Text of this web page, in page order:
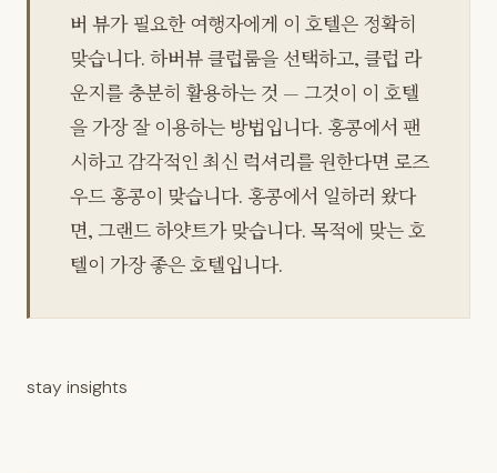
버 뷰가 필요한 여행자에게 이 호텔은 정확히
맞습니다. 하버뷰 클럽룸을 선택하고, 클럽 라
운지를 충분히 활용하는 것 — 그것이 이 호텔
을 가장 잘 이용하는 방법입니다. 홍콩에서 팬
시하고 감각적인 최신 럭셔리를 원한다면 로즈
우드 홍콩이 맞습니다. 홍콩에서 일하러 왔다
면, 그랜드 하얏트가 맞습니다. 목적에 맞는 호
텔이 가장 좋은 호텔입니다.
stay insights